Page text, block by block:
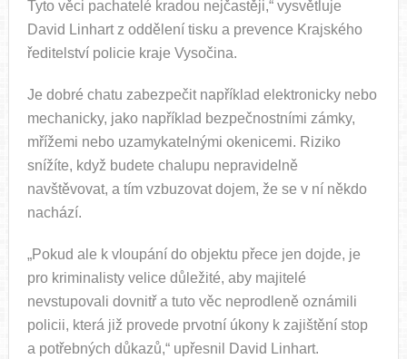
Tyto věci pachatelé kradou nejčastěji,“ vysvětluje
David Linhart z oddělení tisku a prevence Krajského
ředitelství policie kraje Vysočina.
Je dobré chatu zabezpečit například elektronicky nebo
mechanicky, jako například bezpečnostními zámky,
mřížemi nebo uzamykatelnými okenicemi. Riziko
snížíte, když budete chalupu nepravidelně
navštěvovat, a tím vzbuzovat dojem, že se v ní někdo
nachází.
„Pokud ale k vloupání do objektu přece jen dojde, je
pro kriminalisty velice důležité, aby majitelé
nevstupovali dovnitř a tuto věc neprodleně oznámili
policii, která již provede prvotní úkony k zajištění stop
a potřebných důkazů,“ upřesnil David Linhart.